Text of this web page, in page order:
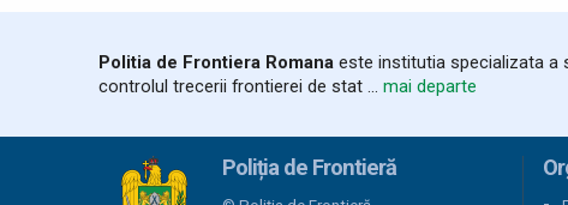
Politia de Frontiera Romana este institutia specializata a
controlul trecerii frontierei de stat ... mai departe
Poliția de Frontieră